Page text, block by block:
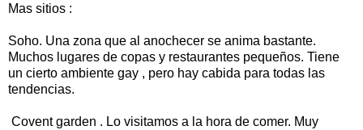
Mas sitios :
Soho. Una zona que al anochecer se anima bastante.
Muchos lugares de copas y restaurantes pequeños. Tiene
un cierto ambiente gay , pero hay cabida para todas las
tendencias.
Covent garden . Lo visitamos a la hora de comer. Muy